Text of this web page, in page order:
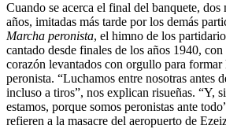
Cuando se acerca el final del banquete, dos
años, imitadas más tarde por los demás
Marcha peronista, el himno de los
cantado desde finales de los años 1940,
corazón levantados con orgullo para
peronista. “Luchamos entre nosotras antes
incluso a tiros”, nos explican risueñas. “Y,
estamos, porque somos peronistas ante
refieren a la masacre del aeropuerto de